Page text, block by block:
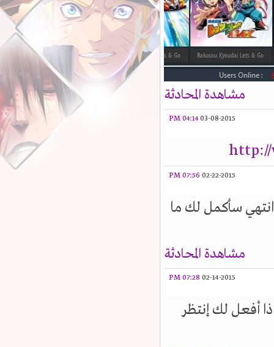
مشاهدة المحادثة
03-08-2015
04:14 PM
http://
02-22-2015
07:56 PM
سأكمل لك ما
مشاهدة المحادثة
02-14-2015
07:28 PM
أفعل لك إنتظر